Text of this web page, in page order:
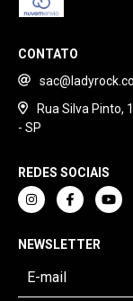
CONTATO
Rua Silva Pinto,
- SP
REDES SOCIAIS
NEWSLETTER